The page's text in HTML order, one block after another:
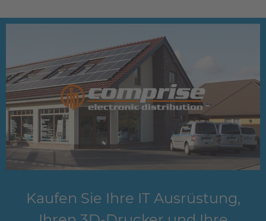
Kaufen Sie Ihre IT Ausrüstung,